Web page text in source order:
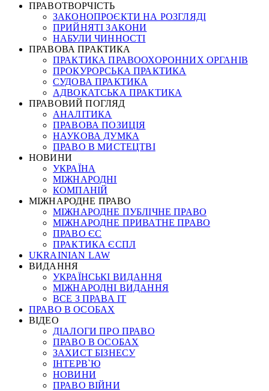
ПРАВОТВОРЧІСТЬ
ЗАКОНОПРОЄКТИ НА РОЗГЛЯДІ
ПРИЙНЯТІ ЗАКОНИ
НАБУЛИ ЧИННОСТІ
ПРАВОВА ПРАКТИКА
ПРАКТИКА ПРАВООХОРОННИХ ОРГАНІВ
ПРОКУРОРСЬКА ПРАКТИКА
СУДОВА ПРАКТИКА
АДВОКАТСЬКА ПРАКТИКА
ПРАВОВИЙ ПОГЛЯД
АНАЛІТИКА
ПРАВОВА ПОЗИЦІЯ
НАУКОВА ДУМКА
ПРАВО В МИСТЕЦТВІ
НОВИНИ
УКРАЇНА
МІЖНАРОДНІ
КОМПАНІЙ
МІЖНАРОДНЕ ПРАВО
МІЖНАРОДНЕ ПУБЛІЧНЕ ПРАВО
МІЖНАРОДНЕ ПРИВАТНЕ ПРАВО
ПРАВО ЄС
ПРАКТИКА ЄСПЛ
UKRAINIAN LAW
ВИДАННЯ
УКРАЇНСЬКІ ВИДАННЯ
МІЖНАРОДНІ ВИДАННЯ
ВСЕ З ПРАВА ІТ
ПРАВО В ОСОБАХ
ВІДЕО
ДІАЛОГИ ПРО ПРАВО
ПРАВО В ОСОБАХ
ЗАХИСТ БІЗНЕСУ
ІНТЕРВ`Ю
НОВИНИ
ПРАВО ВІЙНИ